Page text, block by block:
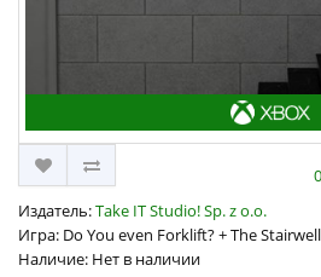
Издатель:Take IT Studio! Sp. z o.o.
Игра: Do You even Forklift? + The
Наличие: Нет в наличии